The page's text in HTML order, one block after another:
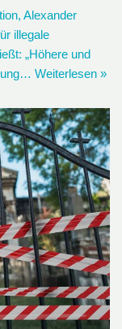
Alexander
illegale
„Höhere und
Weiterlesen »